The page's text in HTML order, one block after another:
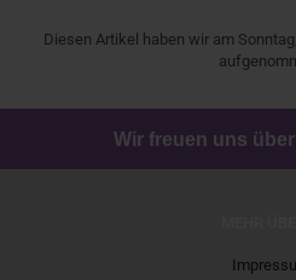
Diesen Artikel haben wir am
Wir freuen uns